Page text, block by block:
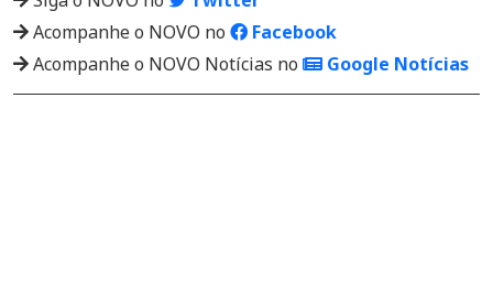
Acompanhe o NOVO no
Facebook
Acompanhe o NOVO Notícias no
Google Notícias